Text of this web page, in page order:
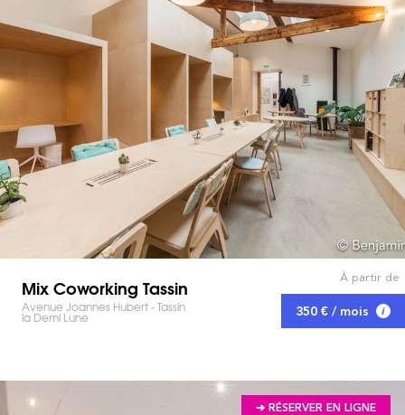
Mix Coworking Tassin
Avenue Joannes Hubert - Tassin
la Demi Lune
À partir de
350 € / mois
➔ RÉSERVER EN LIGNE